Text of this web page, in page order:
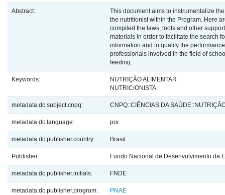
Abstract:
This document aims to instrumentalize
the nutritionist within the Program. Here
compiled the laws, tools and other support
materials in order to facilitate the search
information and to qualify the
professionals involved in the field of
feeding.
Keywords:
NUTRIÇÃO ALIMENTAR
NUTRICIONISTA
metadata.dc.subject.cnpq: CNPQ::CIÊNCIAS DA
metadata.dc.language: por
metadata.dc.publisher.country: Brasil
Publisher: Fundo Nacional de Desenvolvimento da
metadata.dc.publisher.initials: FNDE
metadata.dc.publisher.program: PNAE